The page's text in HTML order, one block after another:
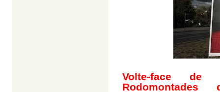
Volte-face de